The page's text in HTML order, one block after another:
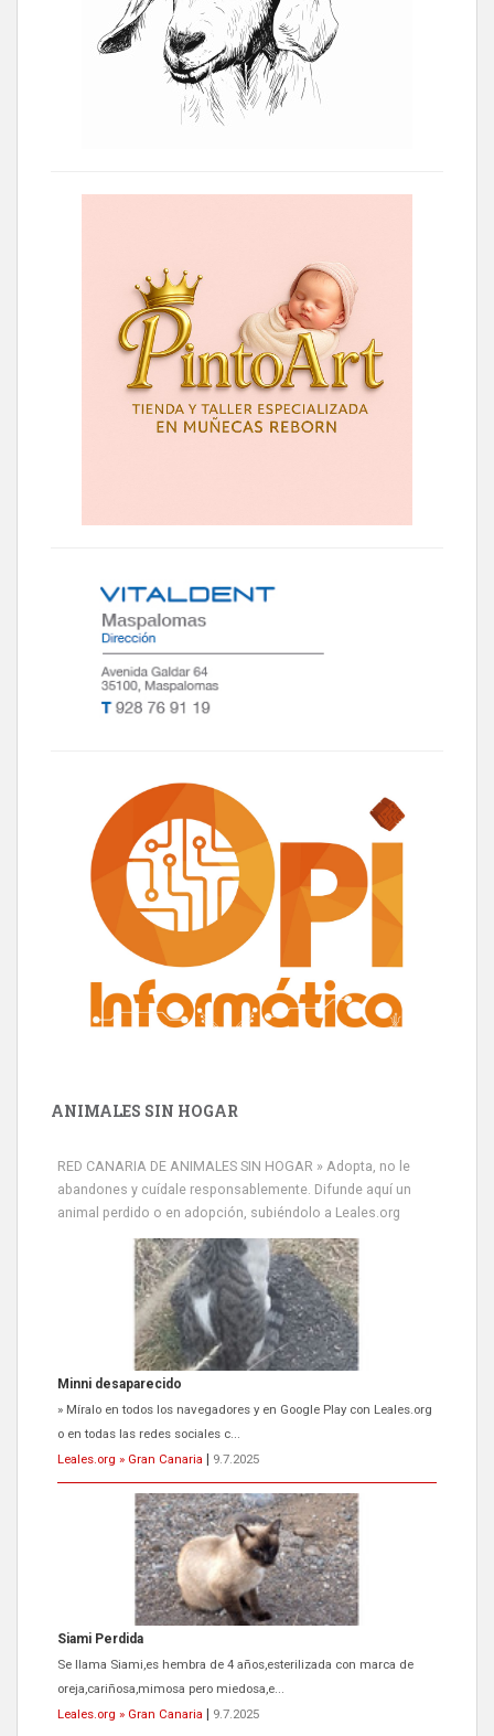
ANIMALES SIN HOGAR
RED CANARIA DE ANIMALES SIN HOGAR » Adopta, no le
abandones y cuídale responsablemente. Difunde aquí un
animal perdido o en adopción, subiéndolo a Leales.org
Minni desaparecido
o en todas las redes sociales c...
Leales.org » Gran Canaria | 9.7.2025
Siami Perdida
Se llama Siami,es hembra de 4 años,esterilizada con marca de
oreja,cariñosa,mimosa pero miedosa,e...
Leales.org » Gran Canaria | 9.7.2025
ADOPCIÓN URGENTE GATA TEROR GRAN CANARIA